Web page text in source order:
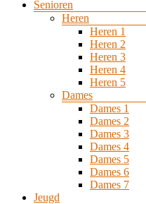
Senioren
Heren
Heren 1
Heren 2
Heren 3
Heren 4
Heren 5
Dames
Dames 1
Dames 2
Dames 3
Dames 4
Dames 5
Dames 6
Dames 7
Jeugd